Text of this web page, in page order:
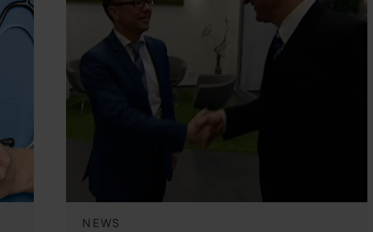
NEWS